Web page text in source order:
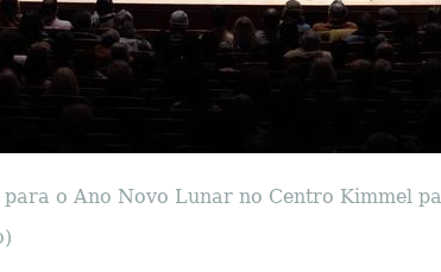
o Ano Novo Lunar no Centro Kimmel